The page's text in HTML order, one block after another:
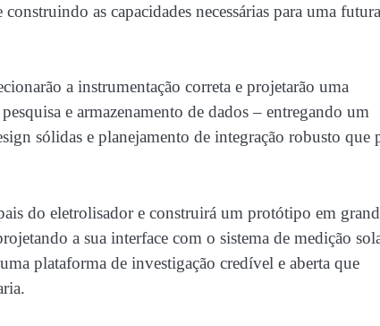
as capacidades necessárias para uma futura
a instrumentação correta e projetarão uma
e armazenamento de dados – entregando um
sólidas e planejamento de integração robusto que
do eletrolisador e construirá um protótipo em
a sua interface com o sistema de medição
plataforma de investigação credível e aberta que